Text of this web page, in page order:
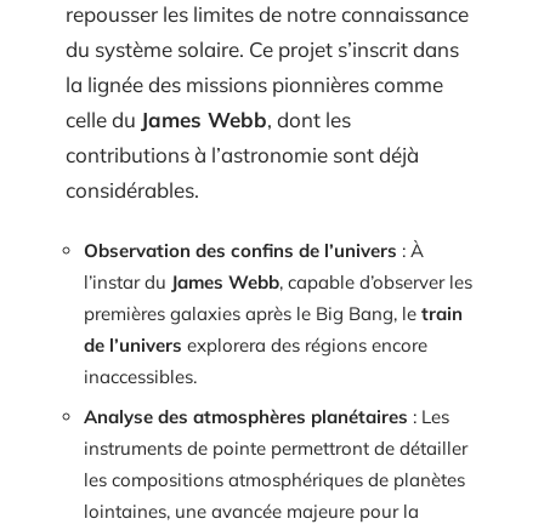
repousser les limites de notre connaissance
du système solaire. Ce projet s’inscrit dans
la lignée des missions pionnières comme
celle du James Webb, dont les
contributions à l’astronomie sont déjà
considérables.
Observation des confins de l’univers : À
l’instar du James Webb, capable d’observer les
premières galaxies après le Big Bang, le train
de l’univers explorera des régions encore
inaccessibles.
Analyse des atmosphères planétaires : Les
instruments de pointe permettront de détailler
les compositions atmosphériques de planètes
lointaines, une avancée majeure pour la